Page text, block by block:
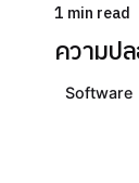
1 min read
ความป
Software